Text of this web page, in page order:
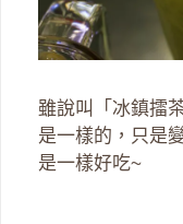
雖說叫「冰鎮擂
是一樣的，只是
是一樣好吃~